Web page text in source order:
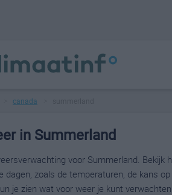
canada
in Summerland
voor Summerland.
dagen, zoals de temperaturen, de kans
je zien wat voor weer je kunt